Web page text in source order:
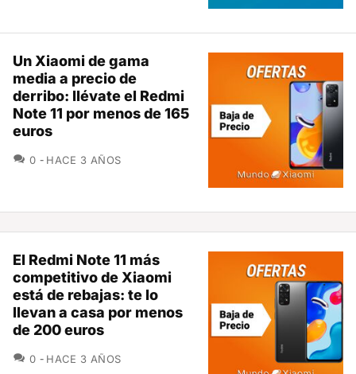
Un Xiaomi de gama
media a precio de
derribo: llévate el Redmi
Note 11 por menos de 165
euros
0 COMENTARIOS
HACE 3 AÑOS
El Redmi Note 11 más
competitivo de Xiaomi
está de rebajas: te lo
llevan a casa por menos
de 200 euros
0 COMENTARIOS
HACE 3 AÑOS